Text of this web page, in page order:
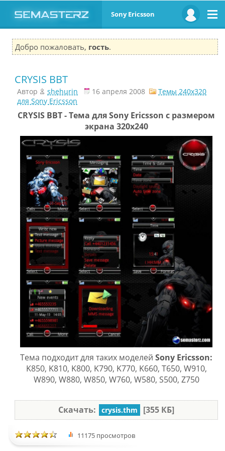
Sony Ericsson
Добро пожаловать, гость.
CRYSIS BBT
Автор shehurin 16 апреля 2008
Темы 240x320
для Sony Ericsson
CRYSIS BBT - Тема для Sony Ericsson с размером
экрана 320х240
Тема подходит для таких моделей Sony Ericsson:
K850, K810, K800, K790, K770, K660, T650, W910,
W890, W880, W850, W760, W580, S500, Z750
Скачать: crysis.thm [355 КБ]
11175 просмотров